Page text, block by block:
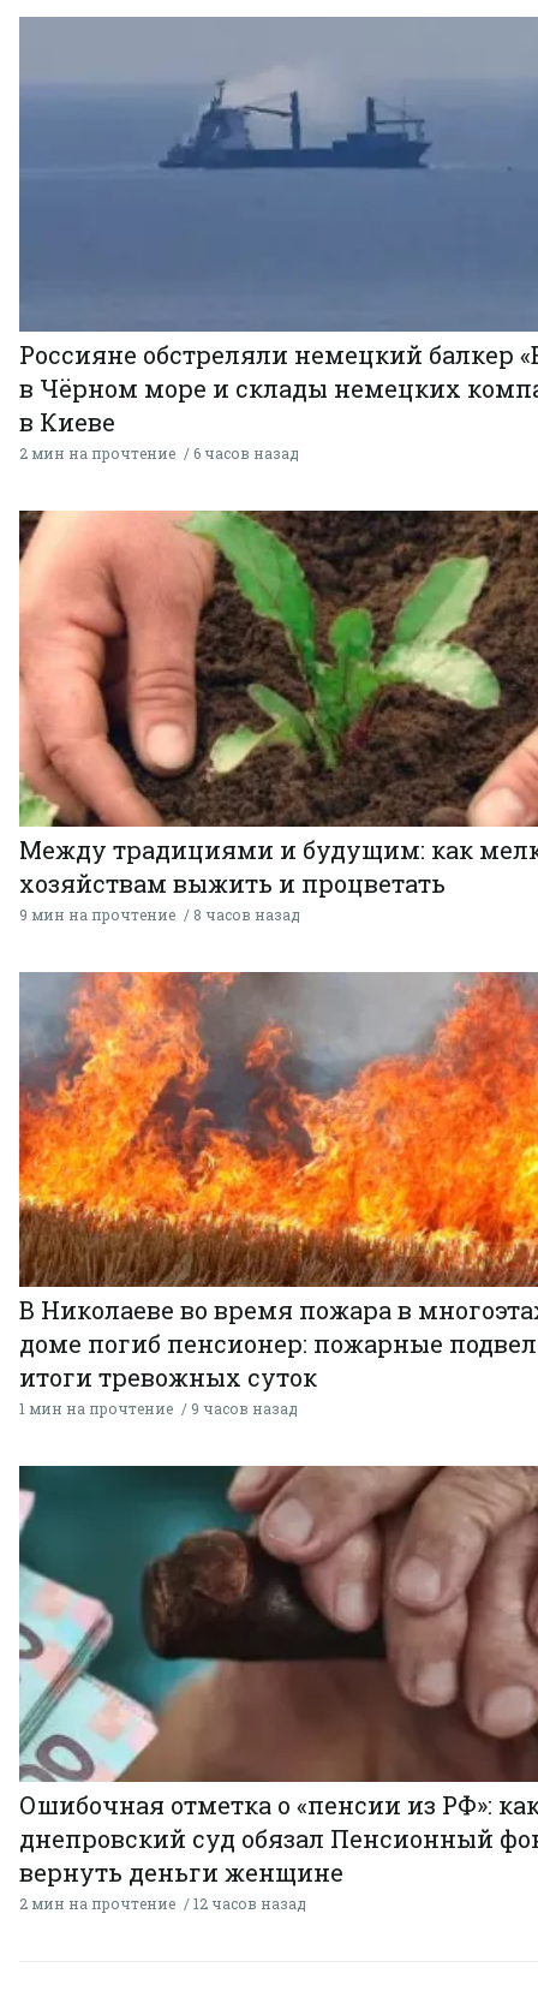
Россияне обстреляли немецкий балкер
в Чёрном море и склады немецких
в Киеве
2 мин на прочтение 6 часов назад
Между традициями и будущим: как
хозяйствам выжить и процветать
9 мин на прочтение 8 часов назад
В Николаеве во время пожара в
доме погиб пенсионер: пожарные
итоги тревожных суток
1 мин на прочтение 9 часов назад
Ошибочная отметка о «пенсии из РФ»:
днепровский суд обязал Пенсионный
вернуть деньги женщине
2 мин на прочтение 12 часов назад